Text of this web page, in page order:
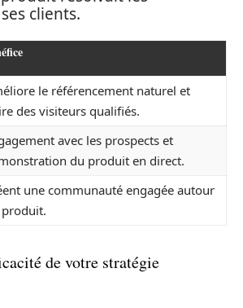
clients.
le référencement naturel et
des visiteurs qualifiés.
avec les prospects et
du produit en direct.
une communauté engagée autour
de votre stratégie